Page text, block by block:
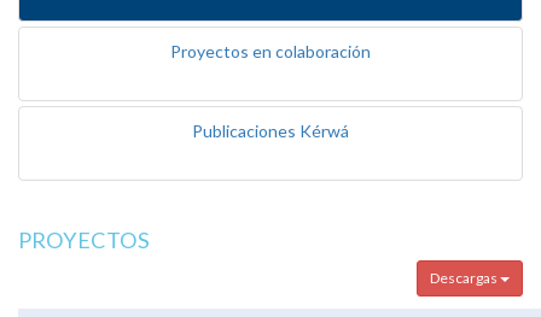
Proyectos en colaboración
Publicaciones Kérwá
PROYECTOS
Descargas